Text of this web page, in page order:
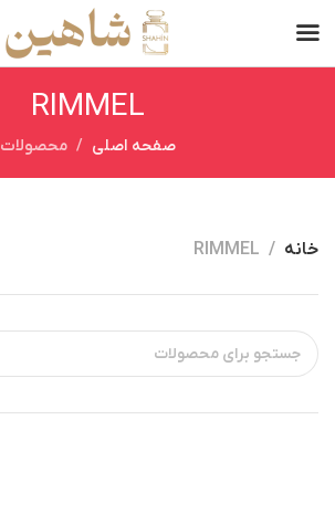
RIMMEL
صفحه اصلی محصولات
خانه RIMMEL